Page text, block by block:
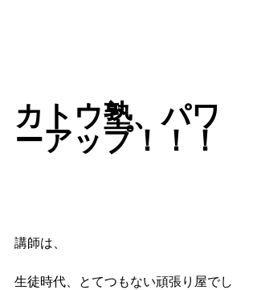
カトウ塾、パワ
ーアップ！！！
講師は、
生徒時代、とてつもない頑張り屋でし